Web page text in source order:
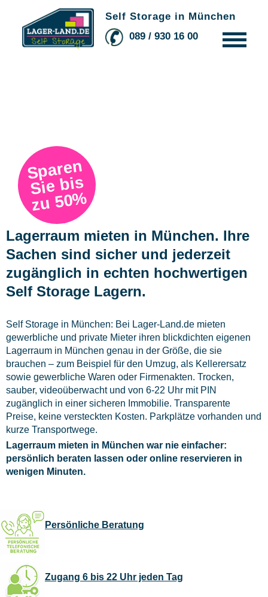
Self Storage in München
089 / 930 16 00
Preise
Blog Sparen
Sie bis
zu 50%
Lagerraum mieten in München. Ihre
Sachen sind sicher und jederzeit
zugänglich in echten hochwertigen
Self Storage Lagern.
Self Storage in München: Bei Lager-Land.de mieten
gewerbliche und private Mieter ihren blickdichten eigenen
Lagerraum in München genau in der Größe, die sie
brauchen – zum Beispiel für den Umzug, als Kellerersatz
sowie gewerbliche Waren oder Firmenakten. Trocken,
sauber, videoüberwacht und von 6-22 Uhr mit PIN
zugänglich in einer sicheren Immobilie. Transparente
Preise, keine versteckten Kosten. Parkplätze vorhanden und
kurze Transportwege.
Lagerraum mieten in München war nie einfacher:
persönlich beraten lassen oder online reservieren in
wenigen Minuten.
Persönliche Beratung
Zugang 6 bis 22 Uhr jeden Tag